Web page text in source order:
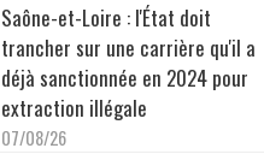
Saône-et-Loire : l'État doit
trancher sur une carrière qu'il a
déjà sanctionnée en 2024 pour
extraction illégale
07/08/26